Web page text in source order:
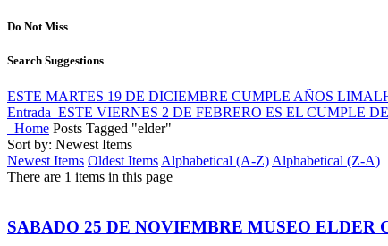
Do Not Miss
Search Suggestions
ESTE MARTES 19 DE DICIEMBRE CUMPLE AÑOS
Entrada ESTE VIERNES 2 DE FEBRERO ES EL CUMPLE
Home Posts Tagged "elder"
Sort by: Newest Items
Newest Items Oldest Items Alphabetical (A-Z) Alphabetical (Z-A)
There are 1 items in this page
SABADO 25 DE NOVIEMBRE MUSEO